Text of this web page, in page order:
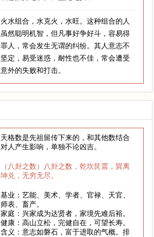
火水组合，水克火，水旺。这种组合的人
虽然聪明机智，但凡事好争好斗，容易得
罪人，常会发生无谓的纠纷。其人意志不
坚定，易受迷惑，耐性也不佳，常会遭受
意外的失败和打击。
天格数是先祖留传下来的，和其他数结合
对人产生影响，单独不论凶吉。
（八卦之数）八卦之数，乾坎艮震，巽离
坤兑，无穷无尽。
基业：艺能、美术、学者、官禄、天官、
师表、畜产。
家庭：兴家成为达贤者，家境先难后裕。
健康：高山立松，完健自在，可望长寿。
含义：意志如磐石，富于进取的气概。排